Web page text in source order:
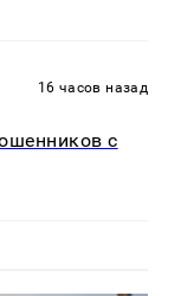
16 часов назад
с